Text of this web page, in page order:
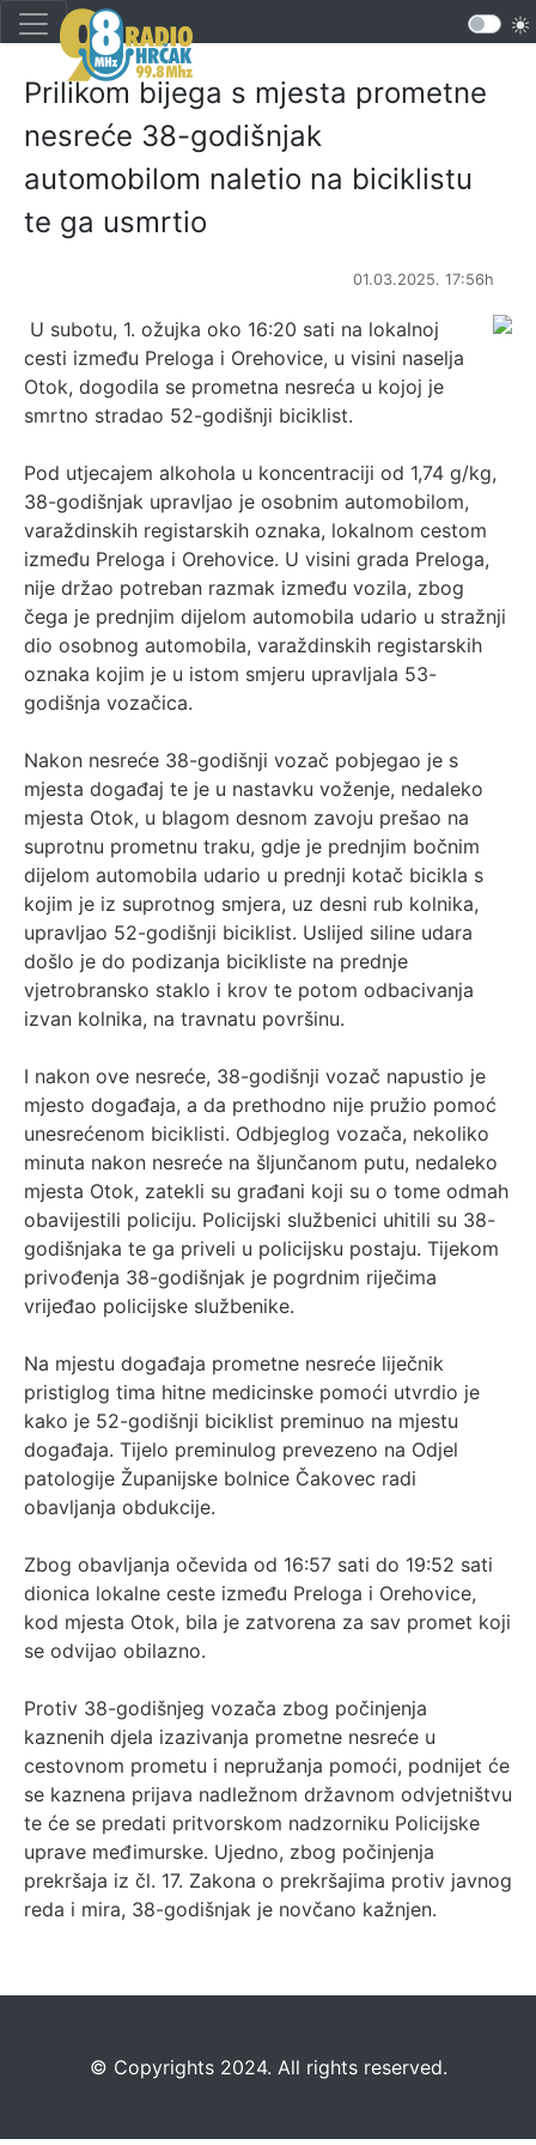
Prilikom bijega s mjesta prometne
nesreće 38-godišnjak
automobilom naletio na biciklistu
te ga usmrtio
01.03.2025. 17:56h
U subotu, 1. ožujka oko 16:20 sati na lokalnoj
cesti između Preloga i Orehovice, u visini naselja
Otok, dogodila se prometna nesreća u kojoj je
smrtno stradao 52-godišnji biciklist.
Pod utjecajem alkohola u koncentraciji od 1,74 g/kg,
38-godišnjak upravljao je osobnim automobilom,
varaždinskih registarskih oznaka, lokalnom cestom
između Preloga i Orehovice. U visini grada Preloga,
nije držao potreban razmak između vozila, zbog
čega je prednjim dijelom automobila udario u stražnji
dio osobnog automobila, varaždinskih registarskih
oznaka kojim je u istom smjeru upravljala 53-
godišnja vozačica.
Nakon nesreće 38-godišnji vozač pobjegao je s
mjesta događaj te je u nastavku voženje, nedaleko
mjesta Otok, u blagom desnom zavoju prešao na
suprotnu prometnu traku, gdje je prednjim bočnim
dijelom automobila udario u prednji kotač bicikla s
kojim je iz suprotnog smjera, uz desni rub kolnika,
upravljao 52-godišnji biciklist. Uslijed siline udara
došlo je do podizanja bicikliste na prednje
vjetrobransko staklo i krov te potom odbacivanja
izvan kolnika, na travnatu površinu.
I nakon ove nesreće, 38-godišnji vozač napustio je
mjesto događaja, a da prethodno nije pružio pomoć
unesrećenom biciklisti. Odbjeglog vozača, nekoliko
minuta nakon nesreće na šljunčanom putu, nedaleko
mjesta Otok, zatekli su građani koji su o tome odmah
obavijestili policiju. Policijski službenici uhitili su 38-
godišnjaka te ga priveli u policijsku postaju. Tijekom
privođenja 38-godišnjak je pogrdnim riječima
vrijeđao policijske službenike.
Na mjestu događaja prometne nesreće liječnik
pristiglog tima hitne medicinske pomoći utvrdio je
kako je 52-godišnji biciklist preminuo na mjestu
događaja. Tijelo preminulog prevezeno na Odjel
patologije Županijske bolnice Čakovec radi
obavljanja obdukcije.
Zbog obavljanja očevida od 16:57 sati do 19:52 sati
dionica lokalne ceste između Preloga i Orehovice,
kod mjesta Otok, bila je zatvorena za sav promet koji
se odvijao obilazno.
Protiv 38-godišnjeg vozača zbog počinjenja
kaznenih djela izazivanja prometne nesreće u
cestovnom prometu i nepružanja pomoći, podnijet će
se kaznena prijava nadležnom državnom odvjetništvu
te će se predati pritvorskom nadzorniku Policijske
uprave međimurske. Ujedno, zbog počinjenja
prekršaja iz čl. 17. Zakona o prekršajima protiv javnog
reda i mira, 38-godišnjak je novčano kažnjen.
©️ Copyrights 2024. All rights reserved.